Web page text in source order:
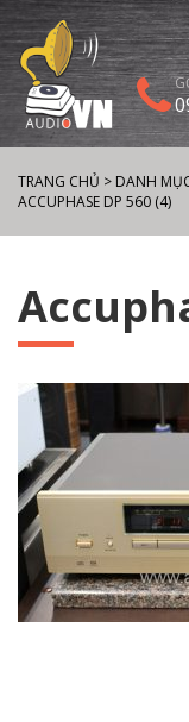
TRANG CHỦ > DANH
ACCUPHASE DP 560 (4)